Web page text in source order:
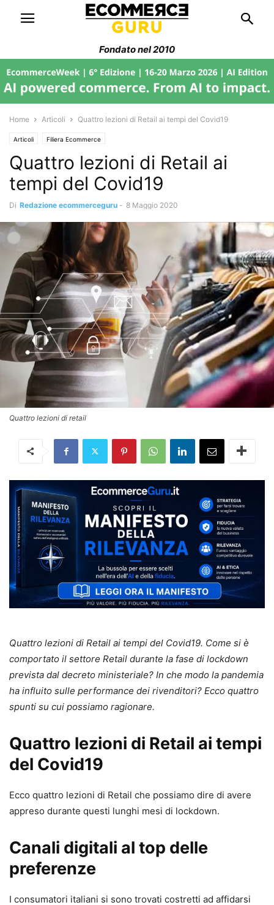
Fondato nel 2010
Home Articoli Quattro lezioni di Retail ai tempi del Covid19
Articoli Filiera Ecommerce
Quattro lezioni di Retail ai
tempi del Covid19
Di Redazione ecommerceguru - 8 Maggio 2020
Quattro lezioni di retail
Quattro lezioni di Retail ai tempi del Covid19. Come si è
comportato il settore Retail durante la fase di lockdown
prevista dal decreto ministeriale? In che modo la pandemia
ha influito sulle performance dei rivenditori? Ecco quattro
spunti su cui possiamo ragionare.
Quattro lezioni di Retail ai tempi
del Covid19
Ecco quattro lezioni di Retail che possiamo dire di avere
appreso durante questi lunghi mesi di lockdown.
Canali digitali al top delle
preferenze
I consumatori italiani si sono trovati costretti ad affidarsi